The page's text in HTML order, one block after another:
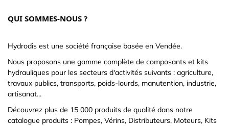
QUI SOMMES-NOUS ?
Hydrodis est une société française basée en Vendée.
Nous proposons une gamme complète de composants et kits
hydrauliques pour les secteurs d'activités suivants : agriculture,
travaux publics, transports, poids-lourds, manutention, industrie,
artisanat...
Découvrez plus de 15 000 produits de qualité dans notre
catalogue produits : Pompes, Vérins, Distributeurs, Moteurs, Kits